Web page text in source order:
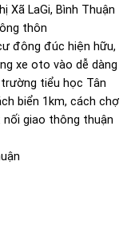
Xã LaGi, Bình Thuận
thôn
đông đúc hiện hữu,
xe oto vào dễ dàng
trường tiểu học Tân
biển 1km, cách chợ
giao thông thuận